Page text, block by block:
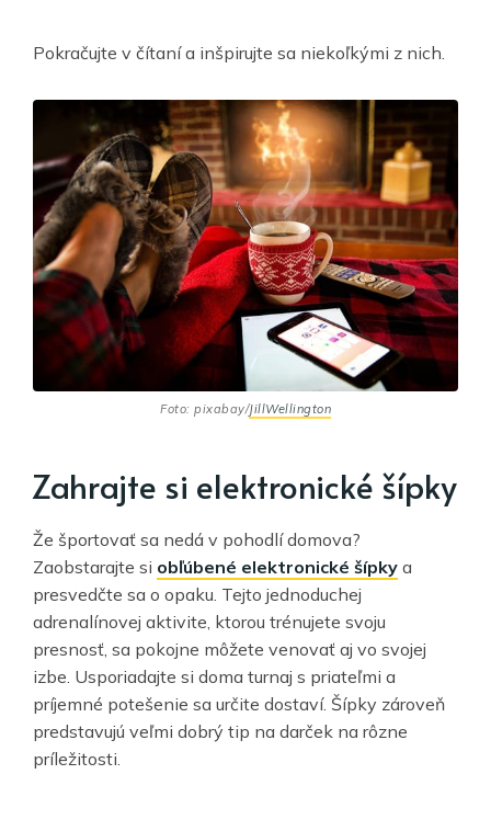
Pokračujte v čítaní a inšpirujte sa niekoľkými z nich.
Foto: pixabay/JillWellington
Zahrajte si elektronické šípky
Že športovať sa nedá v pohodlí domova?
Zaobstarajte si obľúbené elektronické šípky a
presvedčte sa o opaku. Tejto jednoduchej
adrenalínovej aktivite, ktorou trénujete svoju
presnosť, sa pokojne môžete venovať aj vo svojej
izbe. Usporiadajte si doma turnaj s priateľmi a
príjemné potešenie sa určite dostaví. Šípky zároveň
predstavujú veľmi dobrý tip na darček na rôzne
príležitosti.